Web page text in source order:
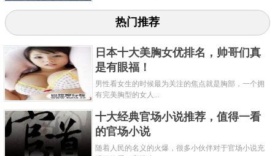
热门推荐
日本十大美胸女优排名，帅哥们真
是有眼福！
男性看女生的时候最为关注的焦点就是胸部，一个拥
有完美胸型的女人...
十大经典官场小说推荐，值得一看
的官场小说
随着人民的名义的火爆，很多小伙伴对于官场小说充